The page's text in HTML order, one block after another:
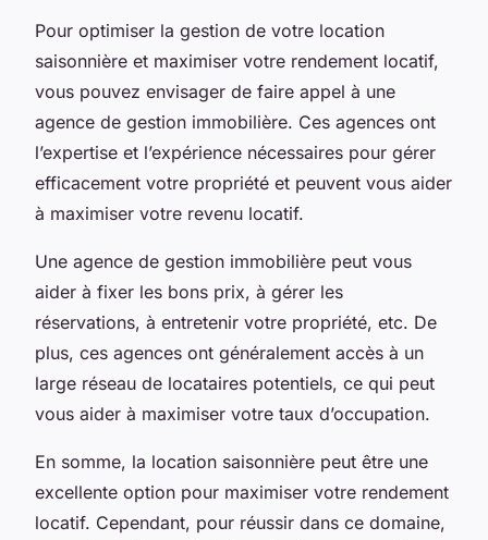
Pour optimiser la gestion de votre location
saisonnière et maximiser votre rendement locatif,
vous pouvez envisager de faire appel à une
agence de gestion immobilière. Ces agences ont
l’expertise et l’expérience nécessaires pour gérer
efficacement votre propriété et peuvent vous aider
à maximiser votre revenu locatif.
Une agence de gestion immobilière peut vous
aider à fixer les bons prix, à gérer les
réservations, à entretenir votre propriété, etc. De
plus, ces agences ont généralement accès à un
large réseau de locataires potentiels, ce qui peut
vous aider à maximiser votre taux d’occupation.
En somme, la location saisonnière peut être une
excellente option pour maximiser votre rendement
locatif. Cependant, pour réussir dans ce domaine,